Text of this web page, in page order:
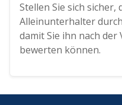
Stellen Sie sich sicher,
Alleinunterhalter
damit Sie ihn nach
bewerten können.